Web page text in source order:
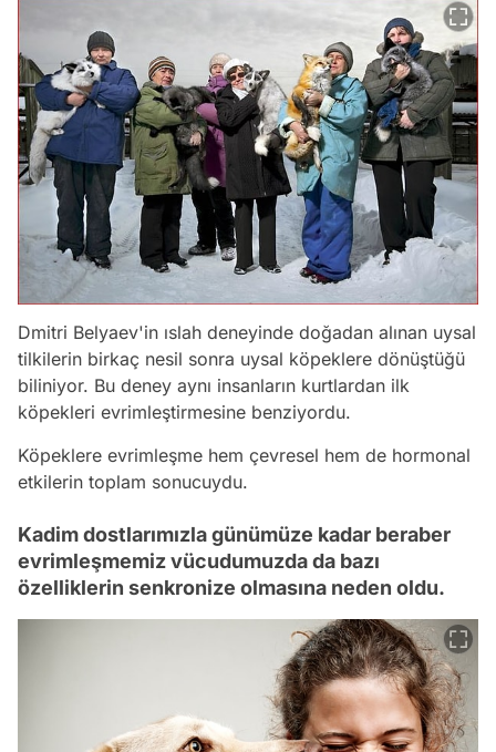
Dmitri Belyaev'in ıslah deneyinde doğadan alınan uysal
tilkilerin birkaç nesil sonra uysal köpeklere dönüştüğü
biliniyor. Bu deney aynı insanların kurtlardan ilk
köpekleri evrimleştirmesine benziyordu.
Köpeklere evrimleşme hem çevresel hem de hormonal
etkilerin toplam sonucuydu.
Kadim dostlarımızla günümüze kadar beraber
evrimleşmemiz vücudumuzda da bazı
özelliklerin senkronize olmasına neden oldu.